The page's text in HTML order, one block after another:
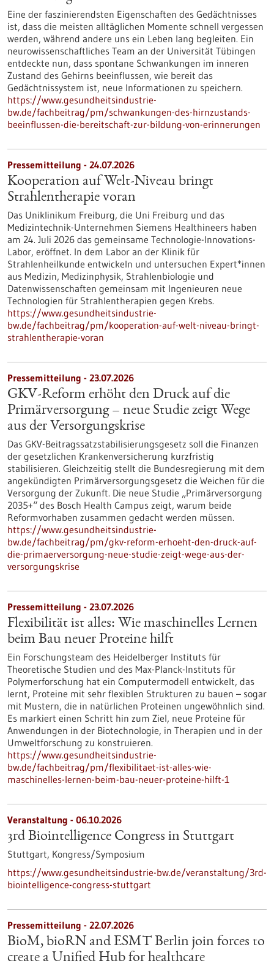
Eine der faszinierendsten Eigenschaften des Gedächtnisses
ist, dass die meisten alltäglichen Momente schnell vergessen
werden, während andere uns ein Leben lang begleiten. Ein
neurowissenschaftliches Team an der Universität Tübingen
entdeckte nun, dass spontane Schwankungen im inneren
Zustand des Gehirns beeinflussen, wie bereit das
Gedächtnissystem ist, neue Informationen zu speichern.
https://www.gesundheitsindustrie-
bw.de/fachbeitrag/pm/schwankungen-des-hirnzustands-
beeinflussen-die-bereitschaft-zur-bildung-von-erinnerungen
Pressemitteilung - 24.07.2026
Kooperation auf Welt-Niveau bringt
Strahlentherapie voran
Das Uniklinikum Freiburg, die Uni Freiburg und das
Medizintechnik-Unternehmen Siemens Healthineers haben
am 24. Juli 2026 das gemeinsame Technologie-Innovations-
Labor, eröffnet. In dem Labor an der Klinik für
Strahlenheilkunde entwickeln und untersuchen Expert*innen
aus Medizin, Medizinphysik, Strahlenbiologie und
Datenwissenschaften gemeinsam mit Ingenieuren neue
Technologien für Strahlentherapien gegen Krebs.
https://www.gesundheitsindustrie-
bw.de/fachbeitrag/pm/kooperation-auf-welt-niveau-bringt-
strahlentherapie-voran
Pressemitteilung - 23.07.2026
GKV-Reform erhöht den Druck auf die
Primärversorgung – neue Studie zeigt Wege
aus der Versorgungskrise
Das GKV-Beitragssatzstabilisierungsgesetz soll die Finanzen
der gesetzlichen Krankenversicherung kurzfristig
stabilisieren. Gleichzeitig stellt die Bundesregierung mit dem
angekündigten Primärversorgungsgesetz die Weichen für die
Versorgung der Zukunft. Die neue Studie „Primärversorgung
2035+“ des Bosch Health Campus zeigt, warum beide
Reformvorhaben zusammen gedacht werden müssen.
https://www.gesundheitsindustrie-
bw.de/fachbeitrag/pm/gkv-reform-erhoeht-den-druck-auf-
die-primaerversorgung-neue-studie-zeigt-wege-aus-der-
versorgungskrise
Pressemitteilung - 23.07.2026
Flexibilität ist alles: Wie maschinelles Lernen
beim Bau neuer Proteine hilft
Ein Forschungsteam des Heidelberger Instituts für
Theoretische Studien und des Max-Planck-Instituts für
Polymerforschung hat ein Computermodell entwickelt, das
lernt, Proteine mit sehr flexiblen Strukturen zu bauen – sogar
mit Mustern, die in natürlichen Proteinen ungewöhnlich sind.
Es markiert einen Schritt hin zum Ziel, neue Proteine für
Anwendungen in der Biotechnologie, in Therapien und in der
Umweltforschung zu konstruieren.
https://www.gesundheitsindustrie-
bw.de/fachbeitrag/pm/flexibilitaet-ist-alles-wie-
maschinelles-lernen-beim-bau-neuer-proteine-hilft-1
Veranstaltung - 06.10.2026
3rd Biointelligence Congress in Stuttgart
Stuttgart, Kongress/Symposium
https://www.gesundheitsindustrie-bw.de/veranstaltung/3rd-
biointelligence-congress-stuttgart
Pressemitteilung - 22.07.2026
BioM, bioRN and ESMT Berlin join forces to
create a Unified Hub for healthcare